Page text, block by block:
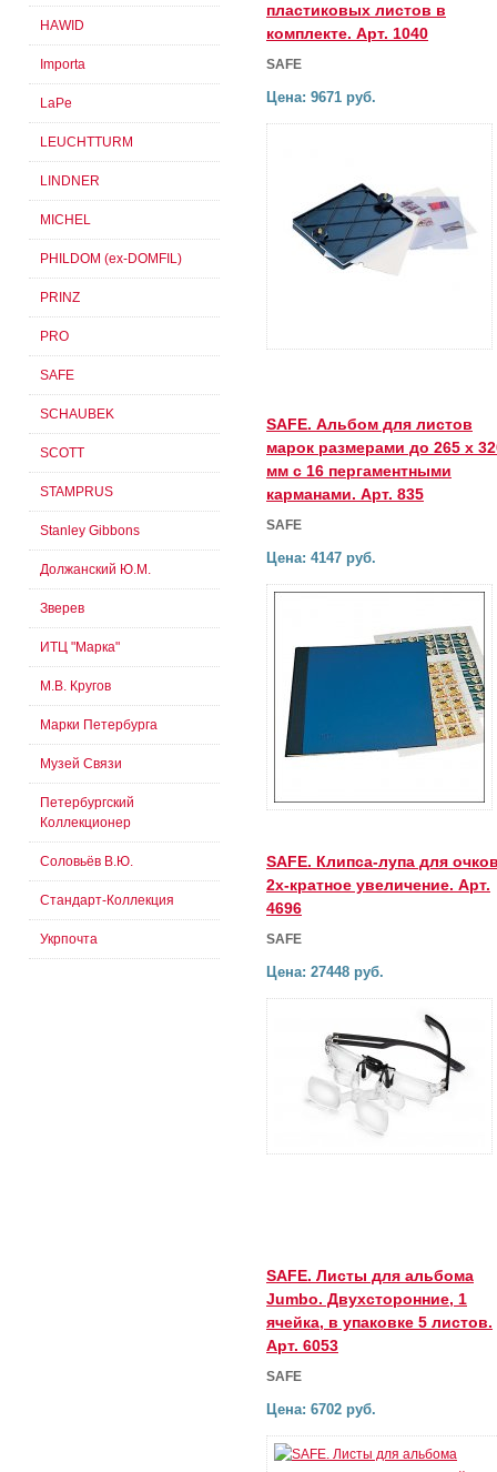
пластиковых листов в
комплекте. Арт. 1040
SAFE
Цена: 9671 руб.
SAFE. Альбом для листов
марок размерами до 265 х
мм с 16 пергаментными
карманами. Арт. 835
SAFE
Цена: 4147 руб.
SAFE. Клипса-лупа для
2х-кратное увеличение. Арт.
4696
SAFE
Цена: 27448 руб.
SAFE. Листы для альбома
Jumbo. Двухсторонние, 1
ячейка, в упаковке 5 листов.
Арт. 6053
SAFE
Цена: 6702 руб.
HAWID
Importa
LaPe
LEUCHTTURM
LINDNER
MICHEL
PHILDOM (ex-DOMFIL)
PRINZ
PRO
SAFE
SCHAUBEK
SCOTT
STAMPRUS
Stanley Gibbons
Должанский Ю.М.
Зверев
ИТЦ "Марка"
М.В. Кругов
Марки Петербурга
Музей Связи
Петербургский
Коллекционер
Соловьёв В.Ю.
Стандарт-Коллекция
Укрпочта